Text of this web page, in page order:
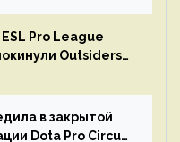
Pro League
Outsiders
в закрытой
Dota Pro Circuit